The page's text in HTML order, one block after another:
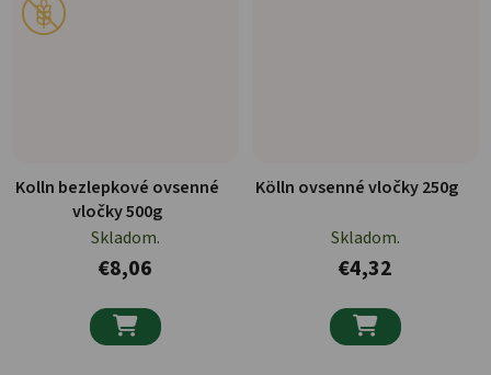
Kolln bezlepkové ovsenné
vločky 500g
Skladom.
€8,06

Kölln ovsenné vločky 250g
Skladom.
€4,32
